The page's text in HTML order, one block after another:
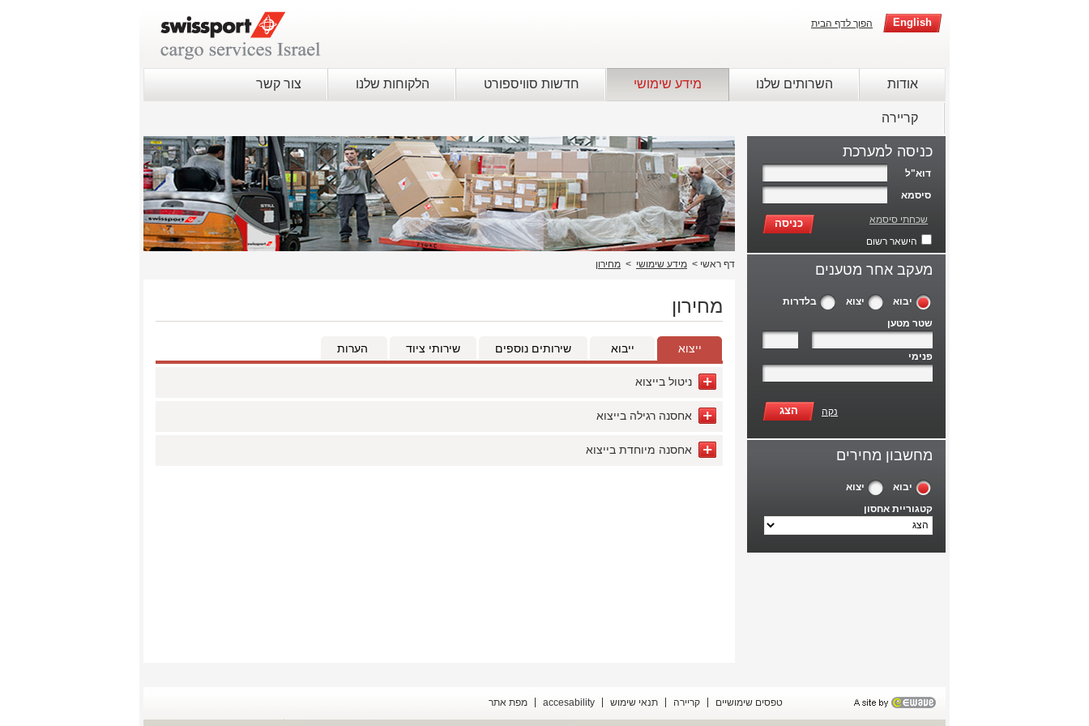
English הפוך לדף הבית
אודות השרותים שלנו מידע שימושי חדשות סוויספורט הלקוחות שלנו צור קשר
קריירה
כניסה למערכת
דוא"ל
סיסמא
שכחתי סיסמא כניסה
הישאר רשום
מעקב אחר מטענים
יבוא יצוא
בלדרות
שטר מטען
פנימי
הצג נקה
מחשבון מחירים
יבוא
יצוא
קטגוריית אחסון
דף ראשי > מידע שימושי > מחירון
מחירון
ייצוא ייבוא שירותים נוספים שירותי ציוד הערות
ניטול בייצוא
אחסנה רגילה בייצוא
אחסנה מיוחדת בייצוא
טפסים שימושיים קריירה תנאי שימוש accesability מפת אתר